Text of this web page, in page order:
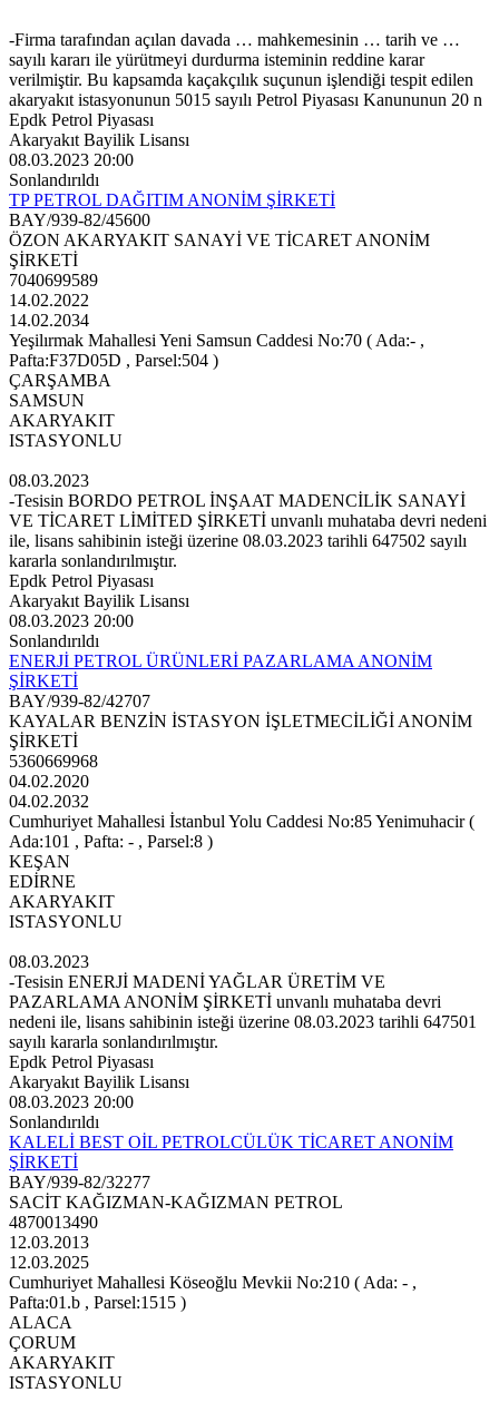
-Firma tarafından açılan davada … mahkemesinin … tarih ve …
sayılı kararı ile yürütmeyi durdurma isteminin reddine karar
verilmiştir. Bu kapsamda kaçakçılık suçunun işlendiği tespit edilen
akaryakıt istasyonunun 5015 sayılı Petrol Piyasası Kanununun 20 n
Epdk Petrol Piyasası
Akaryakıt Bayilik Lisansı
08.03.2023 20:00
Sonlandırıldı
TP PETROL DAĞITIM ANONİM ŞİRKETİ
BAY/939-82/45600
ÖZON AKARYAKIT SANAYİ VE TİCARET ANONİM
ŞİRKETİ
7040699589
14.02.2022
14.02.2034
Yeşilırmak Mahallesi Yeni Samsun Caddesi No:70 ( Ada:- ,
Pafta:F37D05D , Parsel:504 )
ÇARŞAMBA
SAMSUN
AKARYAKIT
ISTASYONLU
08.03.2023
-Tesisin BORDO PETROL İNŞAAT MADENCİLİK SANAYİ
VE TİCARET LİMİTED ŞİRKETİ unvanlı muhataba devri nedeni
ile, lisans sahibinin isteği üzerine 08.03.2023 tarihli 647502 sayılı
kararla sonlandırılmıştır.
Epdk Petrol Piyasası
Akaryakıt Bayilik Lisansı
08.03.2023 20:00
Sonlandırıldı
ENERJİ PETROL ÜRÜNLERİ PAZARLAMA ANONİM
ŞİRKETİ
BAY/939-82/42707
KAYALAR BENZİN İSTASYON İŞLETMECİLİĞİ ANONİM
ŞİRKETİ
5360669968
04.02.2020
04.02.2032
Cumhuriyet Mahallesi İstanbul Yolu Caddesi No:85 Yenimuhacir (
Ada:101 , Pafta: - , Parsel:8 )
KEŞAN
EDİRNE
AKARYAKIT
ISTASYONLU
08.03.2023
-Tesisin ENERJİ MADENİ YAĞLAR ÜRETİM VE
PAZARLAMA ANONİM ŞİRKETİ unvanlı muhataba devri
nedeni ile, lisans sahibinin isteği üzerine 08.03.2023 tarihli 647501
sayılı kararla sonlandırılmıştır.
Epdk Petrol Piyasası
Akaryakıt Bayilik Lisansı
08.03.2023 20:00
Sonlandırıldı
KALELİ BEST OİL PETROLCÜLÜK TİCARET ANONİM
ŞİRKETİ
BAY/939-82/32277
SACİT KAĞIZMAN-KAĞIZMAN PETROL
4870013490
12.03.2013
12.03.2025
Cumhuriyet Mahallesi Köseoğlu Mevkii No:210 ( Ada: - ,
Pafta:01.b , Parsel:1515 )
ALACA
ÇORUM
AKARYAKIT
ISTASYONLU